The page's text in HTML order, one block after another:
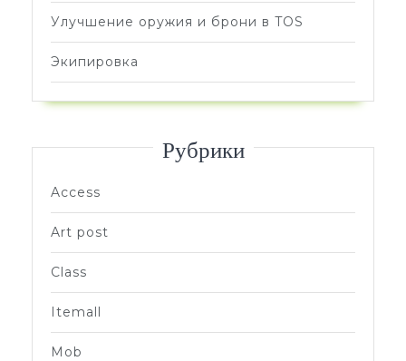
Улучшение оружия и брони в TOS
Экипировка
Рубрики
Access
Art post
Class
Itemall
Mob